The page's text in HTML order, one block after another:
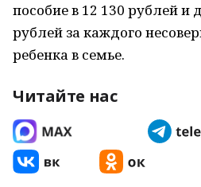
пособие в 12 130 рублей и
рублей за каждого
ребенка в семье.
Читайте нас